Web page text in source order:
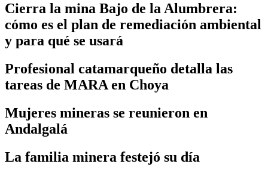
Cierra la mina Bajo de la Alumbrera:
cómo es el plan de remediación ambiental
y para qué se usará
Profesional catamarqueño detalla las
tareas de MARA en Choya
Mujeres mineras se reunieron en
Andalgalá
La familia minera festejó su día